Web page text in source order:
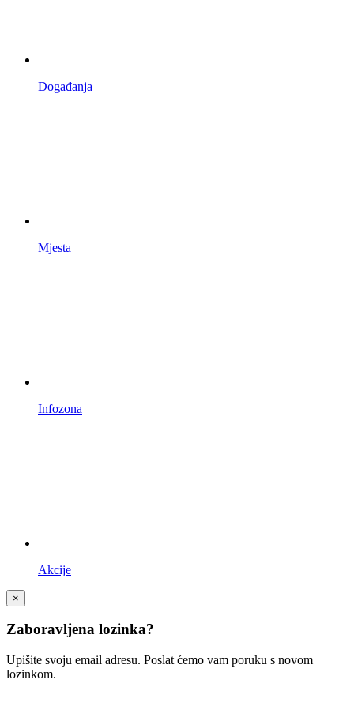
Događanja
Mjesta
Infozona
Akcije
×
Zaboravljena lozinka?
Upišite svoju email adresu. Poslat ćemo vam poruku s novom
lozinkom.